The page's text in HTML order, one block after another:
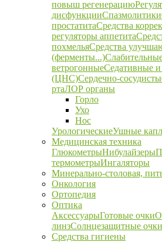
повыш регенерацию
дисфункцииСпазмолитики
простатитаСредства
регуляторы аппетита
похмельяСредства
(ферменты...)
ветрогонныеСедативные
(ЦНС)Сердечно-
ртаЛОР органы
Горло
Ухо
Нос
УрологическиеУшные
Медицинская техника
ГлюкометрыНибулайзеры
термометрыИнгаляторы
Минерально-столовая,
Онкология
Ортопедия
Оптика
АксессуарыГотовые очки
линзСолнцезащитные очки
Средства гигиены